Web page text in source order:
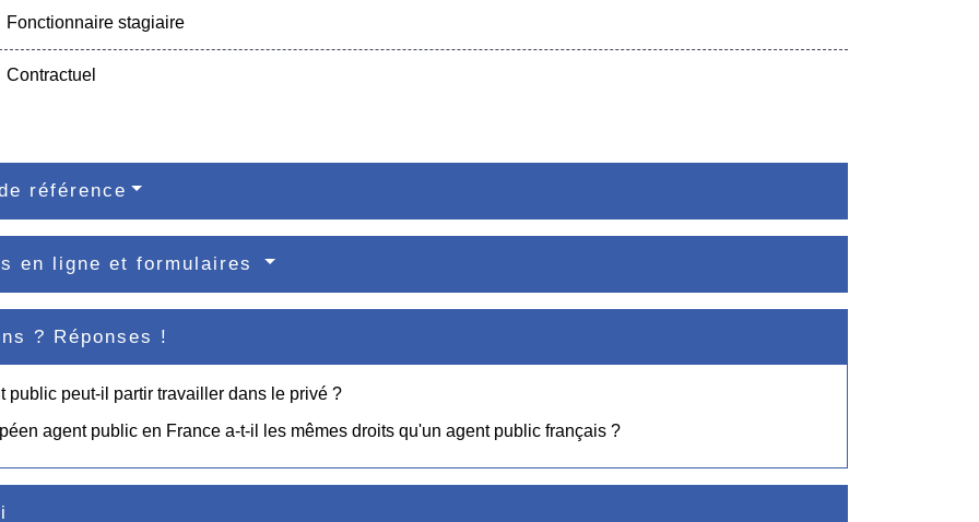
Fonctionnaire stagiaire
Contractuel
référence
en ligne et formulaires
? Réponses !
public peut-il partir travailler dans le privé ?
agent public en France a-t-il les mêmes droits qu'un agent public français ?